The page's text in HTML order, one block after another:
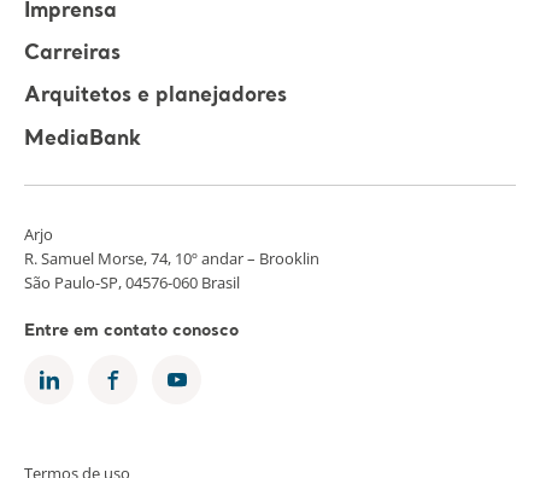
Imprensa
Carreiras
Arquitetos e planejadores
MediaBank
Arjo
R. Samuel Morse, 74, 10º andar – Brooklin
São Paulo-SP, 04576-060 Brasil
Entre em contato conosco
Termos de uso